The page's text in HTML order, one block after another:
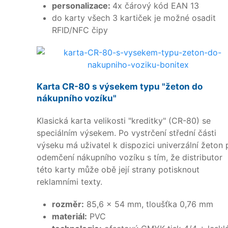
personalizace: 4x čárový kód EAN 13
do karty všech 3 kartiček je možné osadit
RFID/NFC čipy
Karta CR-80 s výsekem typu "žeton do
nákupního vozíku"
Klasická karta velikosti "kreditky" (CR-80) se
speciálním výsekem. Po vystrčení střední části
výseku má uživatel k dispozici univerzální žeton
odemčení nákupního vozíku s tím, že distributor
této karty může obě její strany potisknout
reklamními texty.
rozměr: 85,6 x 54 mm, tloušťka 0,76 mm
materiál: PVC